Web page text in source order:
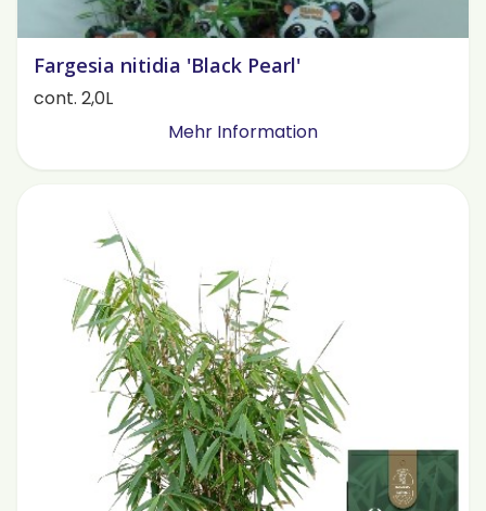
Fargesia nitidia 'Black Pearl'
cont. 2,0L
Mehr Information